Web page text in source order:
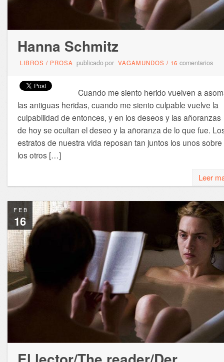
Hanna Schmitz
LIBROS / PROSA publicado por VAGAMUNDOS / 16 comentarios
Cuando me siento herido vuelven a
las antiguas heridas, cuando me siento culpable vuelve la
culpabilidad de entonces, y en los deseos y las añoranzas
de hoy se ocultan el deseo y la añoranza de lo que fue.
estratos de nuestra vida reposan tan juntos los unos sobre
los otros […]
Leer
FEB
16